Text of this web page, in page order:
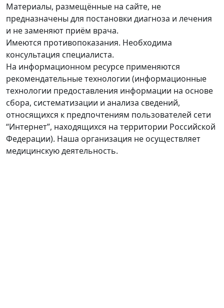
Материалы, размещённые на сайте, не
предназначены для постановки диагноза и лечения
и не заменяют приём врача.
Имеются противопоказания. Необходима
консультация специалиста.
На информационном ресурсе применяются
рекомендательные технологии (информационные
технологии предоставления информации на основе
сбора, систематизации и анализа сведений,
относящихся к предпочтениям пользователей сети
“Интернет”, находящихся на территории Российской
Федерации). Наша организация не осуществляет
медицинскую деятельность.